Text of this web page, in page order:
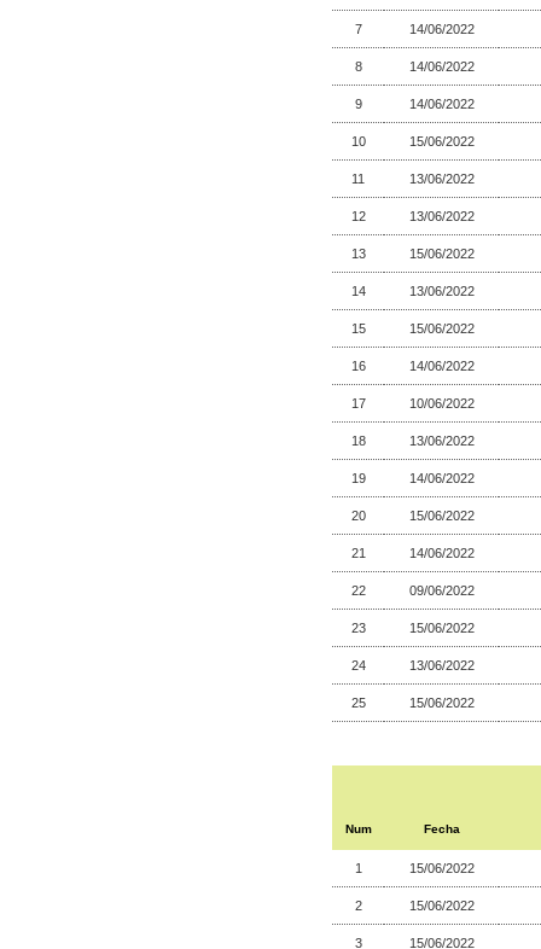
7 14/06/2022
8 14/06/2022
9 14/06/2022
10 15/06/2022
11 13/06/2022
12 13/06/2022
13 15/06/2022
14 13/06/2022
15 15/06/2022
16 14/06/2022
17 10/06/2022
18 13/06/2022
19 14/06/2022
20 15/06/2022
21 14/06/2022
22 09/06/2022
23 15/06/2022
24 13/06/2022
25 15/06/2022
Num Fecha
1 15/06/2022
2 15/06/2022
3 15/06/2022